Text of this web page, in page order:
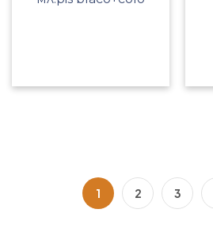
1 2 3